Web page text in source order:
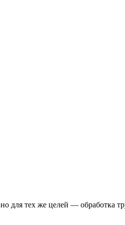
для тех же целей — обработка